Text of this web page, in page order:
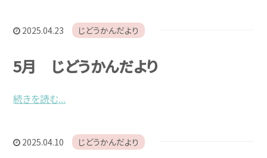
2025.04.23 じどうかんだより
5月 じどうかんだより
続きを読む...
2025.04.10 じどうかんだより